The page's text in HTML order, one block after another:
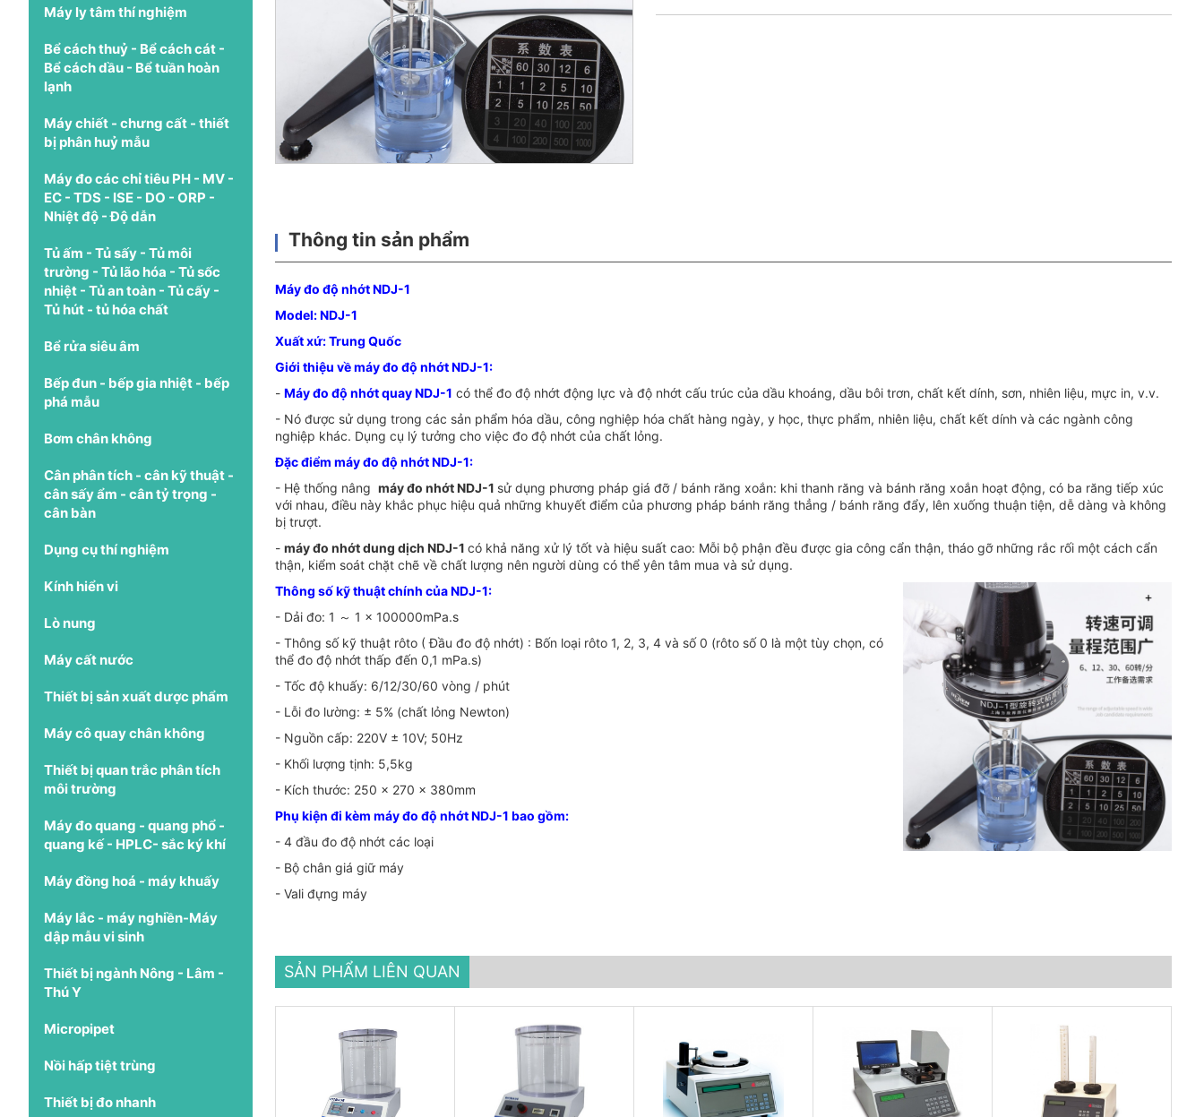
Máy ly tâm thí nghiệm
Bể cách thuỷ - Bể cách cát -
Bể cách dầu - Bể tuần hoàn
lạnh
Máy chiết - chưng cất - thiết
bị phân huỷ mẫu
Máy đo các chỉ tiêu PH - MV -
EC - TDS - ISE - DO - ORP -
Nhiệt độ - Độ dẫn
Tủ ấm - Tủ sấy - Tủ môi
trường - Tủ lão hóa - Tủ sốc
nhiệt - Tủ an toàn - Tủ cấy -
Tủ hút - tủ hóa chất
Bể rửa siêu âm
Bếp đun - bếp gia nhiệt - bếp
phá mẫu
Bơm chân không
Cân phân tích - cân kỹ thuật -
cân sấy ẩm - cân tỷ trọng -
cân bàn
Dụng cụ thí nghiệm
Kính hiển vi
Lò nung
Máy cất nước
Thiết bị sản xuất dược phẩm
Máy cô quay chân không
Thiết bị quan trắc phân tích
môi trường
Máy đo quang - quang phổ -
quang kế - HPLC- sắc ký khí
Máy đồng hoá - máy khuấy
Máy lắc - máy nghiền-Máy
dập mẫu vi sinh
Thiết bị ngành Nông - Lâm -
Thú Y
Micropipet
Nồi hấp tiệt trùng
Thiết bị đo nhanh
Thông tin sản phẩm
Máy đo độ nhớt NDJ-1
Model: NDJ-1
Xuất xứ: Trung Quốc
Giới thiệu về máy đo độ nhớt NDJ-1:
- Máy đo độ nhớt quay NDJ-1 có thể đo độ nhớt động lực và độ nhớt cấu trúc của dầu khoáng, dầu bôi trơn, chất kết dính, sơn, nhiên liệu, mực in, v.v.
- Nó được sử dụng trong các sản phẩm hóa dầu, công nghiệp hóa chất hàng ngày, y học, thực phẩm, nhiên liệu, chất kết dính và các ngành công
nghiệp khác. Dụng cụ lý tưởng cho việc đo độ nhớt của chất lỏng.
Đặc điểm máy đo độ nhớt NDJ-1:
- Hệ thống nâng máy đo nhớt NDJ-1 sử dụng phương pháp giá đỡ / bánh răng xoắn: khi thanh răng và bánh răng xoắn hoạt động, có ba răng tiếp xúc
với nhau, điều này khắc phục hiệu quả những khuyết điểm của phương pháp bánh răng thẳng / bánh răng đẩy, lên xuống thuận tiện, dễ dàng và không
bị trượt.
- máy đo nhớt dung dịch NDJ-1 có khả năng xử lý tốt và hiệu suất cao: Mỗi bộ phận đều được gia công cẩn thận, tháo gỡ những rắc rối một cách cẩn
thận, kiểm soát chặt chẽ về chất lượng nên người dùng có thể yên tâm mua và sử dụng.
Thông số kỹ thuật chính của NDJ-1:
- Dải đo: 1 ～ 1 × 100000mPa.s
- Thông số kỹ thuật rôto ( Đầu đo độ nhớt) : Bốn loại rôto 1, 2, 3, 4 và số 0 (rôto số 0 là một tùy chọn, có
thể đo độ nhớt thấp đến 0,1 mPa.s)
- Tốc độ khuấy: 6/12/30/60 vòng / phút
- Lỗi đo lường: ± 5% (chất lỏng Newton)
- Nguồn cấp: 220V ± 10V; 50Hz
- Khối lượng tịnh: 5,5kg
- Kích thước: 250 × 270 × 380mm
Phụ kiện đi kèm máy đo độ nhớt NDJ-1 bao gồm:
- 4 đầu đo độ nhớt các loại
- Bộ chân giá giữ máy
- Vali đựng máy
SẢN PHẨM LIÊN QUAN